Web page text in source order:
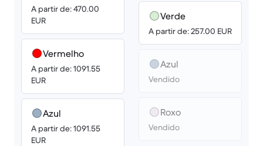
A partir de: 470.00
EUR
Vermelho
A partir de: 1091.55
EUR
Azul
A partir de: 1091.55
EUR
Verde
A partir de: 257.00 EUR
Azul
Vendido
Roxo
Vendido